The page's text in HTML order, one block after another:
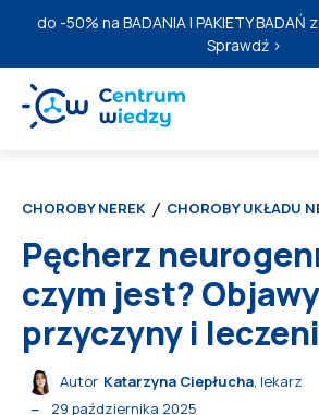
do -50% na BADANIA I PAKIETY BADAŃ
Sprawdź ›
CHOROBY NEREK CHOROBY UKŁADU
Pęcherz
czym jest?
przyczyny i
Autor Katarzyna Ciepłucha, lekarz
29 października 2025